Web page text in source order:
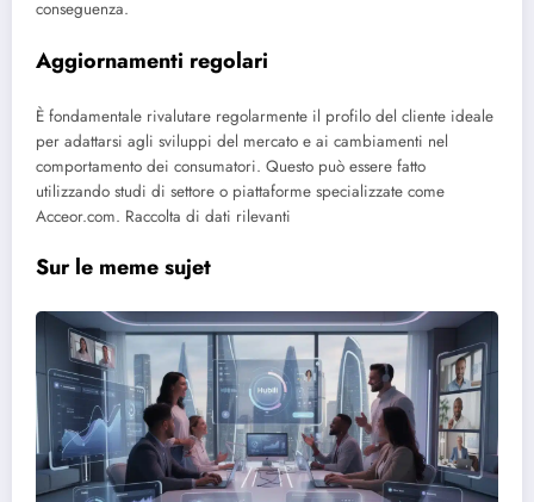
conseguenza.
Aggiornamenti regolari
È fondamentale rivalutare regolarmente il profilo del cliente ideale
per adattarsi agli sviluppi del mercato e ai cambiamenti nel
comportamento dei consumatori. Questo può essere fatto
utilizzando studi di settore o piattaforme specializzate come
Acceor.com. Raccolta di dati rilevanti
Sur le meme sujet